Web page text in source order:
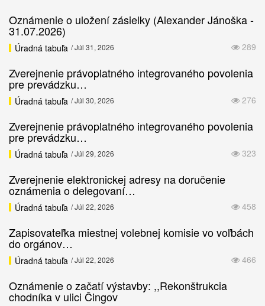
Oznámenie o uložení zásielky (Alexander Jánoška -
31.07.2026)
289
Úradná tabuľa / Júl 31, 2026
Zverejnenie právoplatného integrovaného povolenia
pre prevádzku…
276
Úradná tabuľa / Júl 30, 2026
Zverejnenie právoplatného integrovaného povolenia
pre prevádzku…
323
Úradná tabuľa / Júl 29, 2026
Zverejnenie elektronickej adresy na doručenie
oznámenia o delegovaní…
458
Úradná tabuľa / Júl 22, 2026
Zapisovateľka miestnej volebnej komisie vo voľbách
do orgánov…
466
Úradná tabuľa / Júl 22, 2026
Oznámenie o začatí výstavby: ,,Rekonštrukcia
chodníka v ulici Čingov